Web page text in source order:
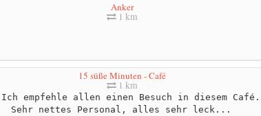
Anker
1 km
15 süße Minuten - Café
1 km
Ich empfehle allen einen Besuch in diesem Café.
Sehr nettes Personal, alles sehr leck...